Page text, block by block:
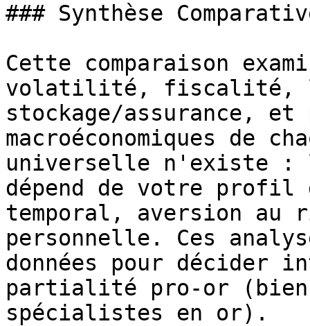
### Synthèse
Cette comparaison
volatilité, fiscalité,
stockage/assurance,
macroéconomiques de
universelle n'existe :
dépend de votre
temporal, aversion
personnelle. Ces
données pour décider
partialité pro-or (bien
spécialistes en or).